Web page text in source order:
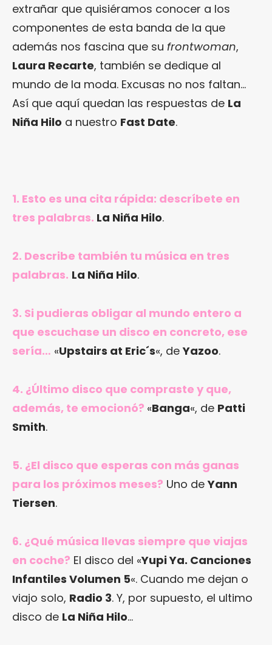
extrañar que quisiéramos conocer a los
componentes de esta banda de la que
además nos fascina que su frontwoman,
Laura Recarte, también se dedique al
mundo de la moda. Excusas no nos faltan…
Así que aquí quedan las respuestas de La
Niña Hilo a nuestro Fast Date.
1. Esto es una cita rápida: descríbete en
tres palabras. La Niña Hilo.
2. Describe también tu música en tres
palabras. La Niña Hilo.
3. Si pudieras obligar al mundo entero a
que escuchase un disco en concreto, ese
sería… «Upstairs at Eric´s«, deYazoo.
4. ¿Último disco que compraste y que,
además, te emocionó? «Banga«, de Patti
Smith.
5. ¿El disco que esperas con más ganas
para los próximos meses? Uno deYann
Tiersen.
6. ¿Qué música llevas siempre que viajas
en coche? El disco del «Yupi Ya. Canciones
Infantiles Volumen 5«. Cuando me dejan o
viajo solo, Radio 3. Y, por supuesto, el ultimo
disco de La Niña Hilo…